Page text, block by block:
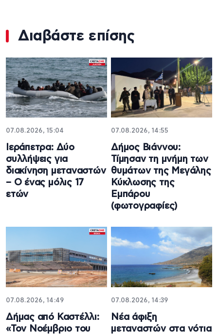
Διαβάστε επίσης
07.08.2026, 15:04
Ιεράπετρα: Δύο
συλλήψεις για
διακίνηση μεταναστών
– Ο ένας μόλις 17
ετών
07.08.2026, 14:55
Δήμος Βιάννου:
Τίμησαν τη μνήμη των
θυμάτων της Μεγάλης
Κύκλωσης της
Εμπάρου
(φωτογραφίες)
07.08.2026, 14:49
Δήμας από Καστέλλι:
«Τον Νοέμβριο του
07.08.2026, 14:39
Νέα άφιξη
μεταναστών στα νότια